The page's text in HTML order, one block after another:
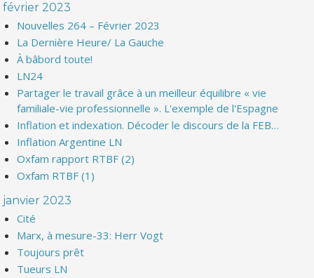
février 2023
Nouvelles 264 – Février 2023
La Dernière Heure/ La Gauche
À bâbord toute!
LN24
Partager le travail grâce à un meilleur équilibre « vie
familiale-vie professionnelle ». L'exemple de l'Espagne
Inflation et indexation. Décoder le discours de la FEB…
Inflation Argentine LN
Oxfam rapport RTBF (2)
Oxfam RTBF (1)
janvier 2023
Cité
Marx, à mesure-33: Herr Vogt
Toujours prêt
Tueurs LN